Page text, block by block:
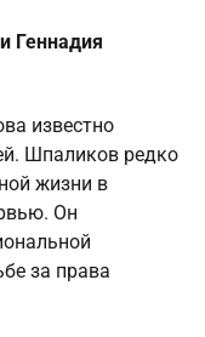
Геннадия
известно
Шпаликов редко
жизни в
Он
за права